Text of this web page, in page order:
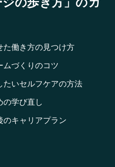
働き方の見つけ方
づくりのコツ
いセルフケアの方法
の学び直し
キャリアプラン